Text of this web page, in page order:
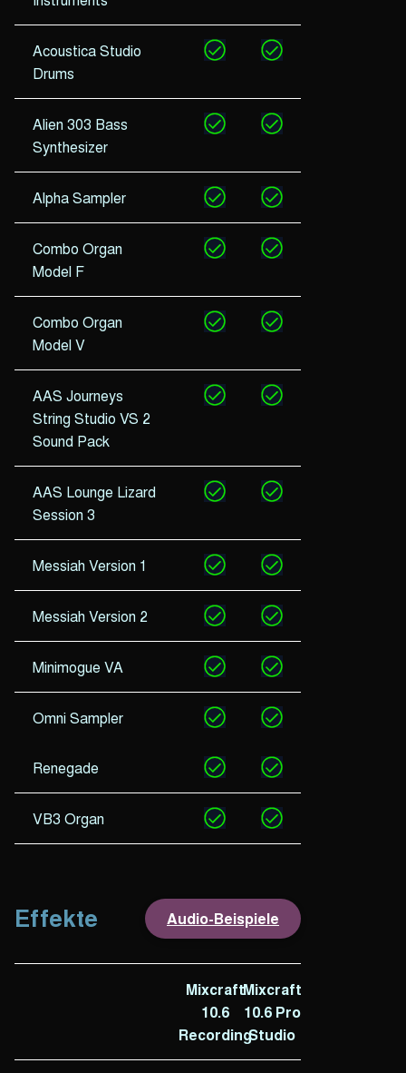
Acoustica Studio
Drums
Alien 303 Bass
Synthesizer
Alpha Sampler
Combo Organ
Model F
Combo Organ
Model V
AAS Journeys
String Studio VS 2
Sound Pack
AAS Lounge Lizard
Session 3
Messiah Version 1
Messiah Version 2
Minimogue VA
Omni Sampler
Renegade
VB3 Organ
Effekte Audio-Beispiele
Mixcraft
10.6 Pro
Studio
Mixcraft
10.6
Recording